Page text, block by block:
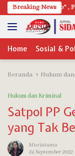
Langsung
ke
konten
Breaking News
, Plt Bupati Pati
Home Sosial &
Beranda Hukum
Hukum dan Kriminal
Satpol PP
yang Tak
Muriatama
24 September 2022